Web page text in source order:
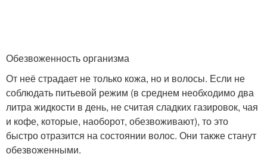
Обезвоженность организма
От неё страдает не только кожа, но и волосы. Если не
соблюдать питьевой режим (в среднем необходимо два
литра жидкости в день, не считая сладких газировок, чая
и кофе, которые, наоборот, обезвоживают), то это
быстро отразится на состоянии волос. Они также станут
обезвоженными.